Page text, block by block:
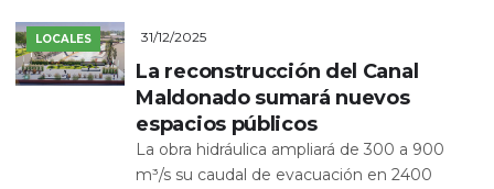
LOCALES 31/12/2025
La reconstrucción del Canal
Maldonado sumará nuevos
espacios públicos
La obra hidráulica ampliará de 300 a 900
m³/s su caudal de evacuación en 2400